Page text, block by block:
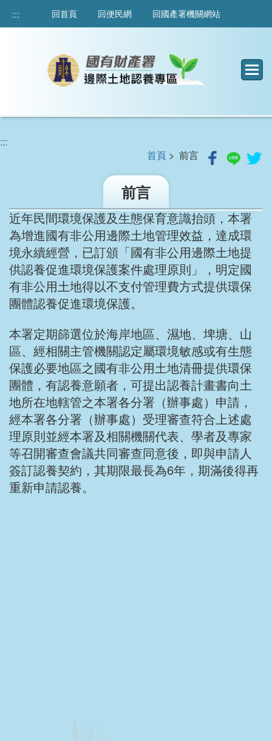
::: 回首頁 回便民網 回國產署機關網站
:::
首頁 > 前言
前言
近年民間環境保護及生態保育意識抬頭，本署
為增進國有非公用邊際土地管理效益，達成環
境永續經營，已訂頒「國有非公用邊際土地提
供認養促進環境保護案件處理原則」，明定國
有非公用土地得以不支付管理費方式提供環保
團體認養促進環境保護。
本署定期篩選位於海岸地區、濕地、埤塘、山
區、經相關主管機關認定屬環境敏感或有生態
保護必要地區之國有非公用土地清冊提供環保
團體，有認養意願者，可提出認養計畫書向土
地所在地轄管之本署各分署（辦事處）申請，
經本署各分署（辦事處）受理審查符合上述處
理原則並經本署及相關機關代表、學者及專家
等召開審查會議共同審查同意後，即與申請人
簽訂認養契約，其期限最長為6年，期滿後得再
重新申請認養。